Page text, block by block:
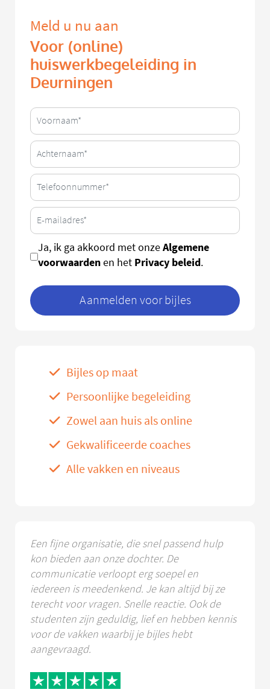
Meld u nu aan
Voor (online)
huiswerkbegeleiding in
Deurningen
Ja, ik ga akkoord met onzeAlgemene
voorwaardenen het Privacy beleid.
Aanmelden voor bijles
Bijles op maat
Persoonlijke begeleiding
Zowel aan huis als online
Gekwalificeerde coaches
Alle vakken en niveaus
Een fijne organisatie, die snel passend hulp
kon bieden aan onze dochter. De
communicatie verloopt erg soepel en
iedereen is meedenkend. Je kan altijd bij ze
terecht voor vragen. Snelle reactie. Ook de
studenten zijn geduldig, lief en hebben kennis
voor de vakken waarbij je bijles hebt
aangevraagd.